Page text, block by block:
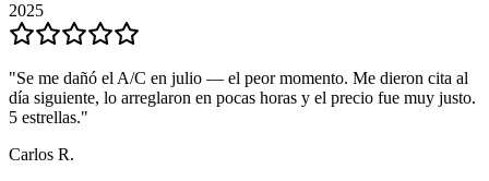
2025
"Se me dañó el A/C en julio — el peor momento. Me dieron cita al
día siguiente, lo arreglaron en pocas horas y el precio fue muy justo.
5 estrellas."
Carlos R.
2025
"Se me dañó el A/C en julio — el peor momento. Me dieron cita al
día siguiente, lo arreglaron en pocas horas y el precio fue muy justo.
5 estrellas."
Carlos R.